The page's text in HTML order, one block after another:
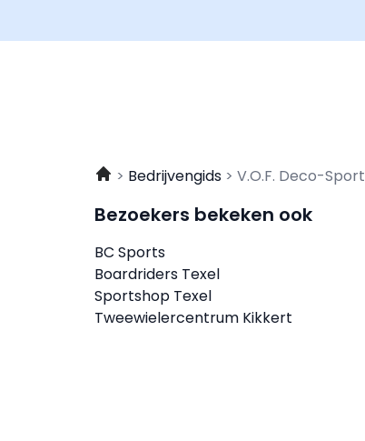
Bedrijvengids V.O.F. Deco-Sport
Bezoekers bekeken ook
BC Sports
Boardriders Texel
Sportshop Texel
Tweewielercentrum Kikkert